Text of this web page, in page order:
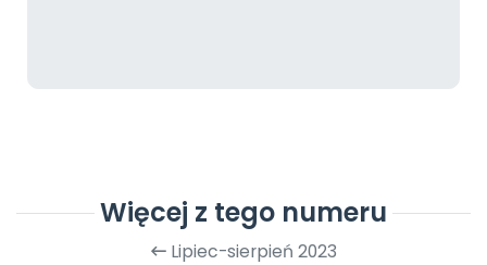
Więcej z tego numeru
Lipiec-sierpień 2023